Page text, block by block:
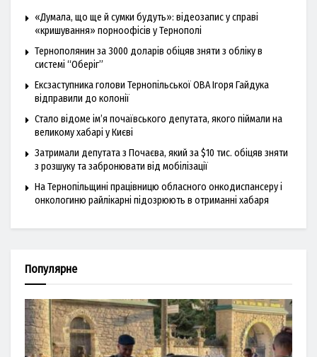
«Думала, що ще й сумки будуть»: відеозапис у справі
«кришування» порноофісів у Тернополі
Тернополянин за 3000 доларів обіцяв зняти з обліку в
системі “Оберіг”
Ексзаступника голови Тернопільської ОВА Ігоря Гайдука
відправили до колонії
Стало відоме ім’я почаївського депутата, якого піймали на
великому хабарі у Києві
Затримали депутата з Почаєва, який за $10 тис. обіцяв зняти
з розшуку та забронювати від мобілізації
На Тернопільщині працівницю обласного онкодиспансеру і
онкологиню райлікарні підозрюють в отриманні хабаря
Популярне